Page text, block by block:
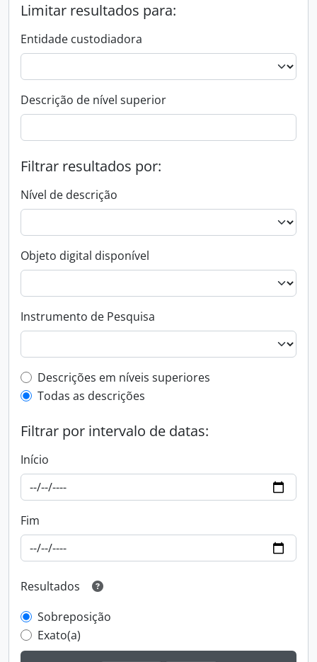
Limitar resultados para:
Entidade custodiadora
Descrição de nível superior
Filtrar resultados por:
Nível de descrição
Objeto digital disponível
Instrumento de Pesquisa
Filtro de descrição de nível superior
Descrições em níveis superiores
Todas as descrições
Filtrar por intervalo de datas:
Início
Fim
Resultados
Sobreposição
Exato(a)